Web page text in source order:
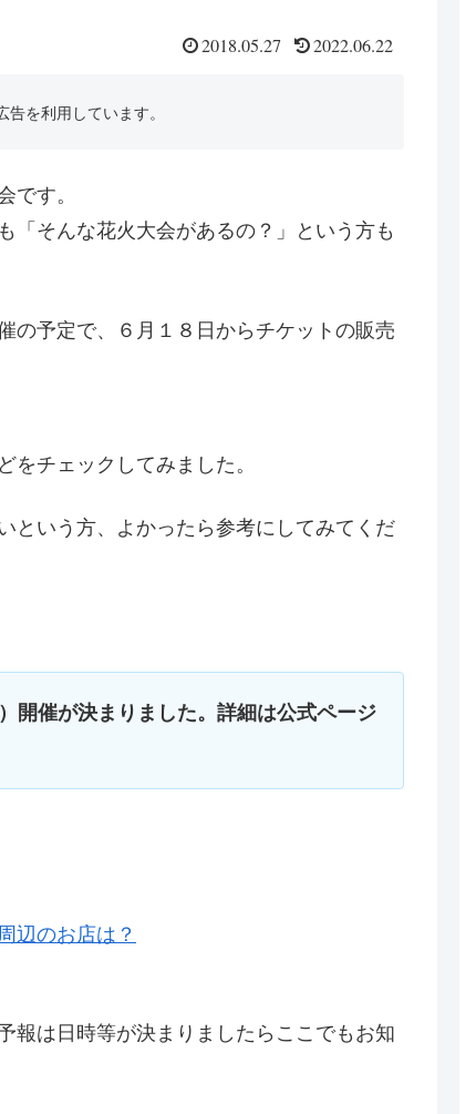
2018.05.27 2022.06.22
を利用しています。
です。
「そんな花火大会があるの？」という方も
の予定で、６月１８日からチケットの販売
をチェックしてみました。
という方、よかったら参考にしてみてくだ
開催が決まりました。詳細は公式ページ
辺のお店は？
報は日時等が決まりましたらここでもお知